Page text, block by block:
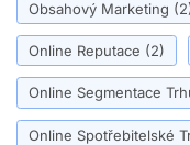
Obsahový Marketing
Online Reputace (2)
Online Segmentace
Online Spotřebitelské